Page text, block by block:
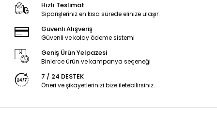
Hızlı Teslimat
Siparişleriniz en kısa sürede elinize ulaşır.
Güvenli Alışveriş
Güvenli ve kolay ödeme sistemi
Geniş Ürün Yelpazesi
Binlerce ürün ve kampanya seçeneği
7 / 24 DESTEK
Öneri ve şikayetlerinizi bize iletebilirsiniz.